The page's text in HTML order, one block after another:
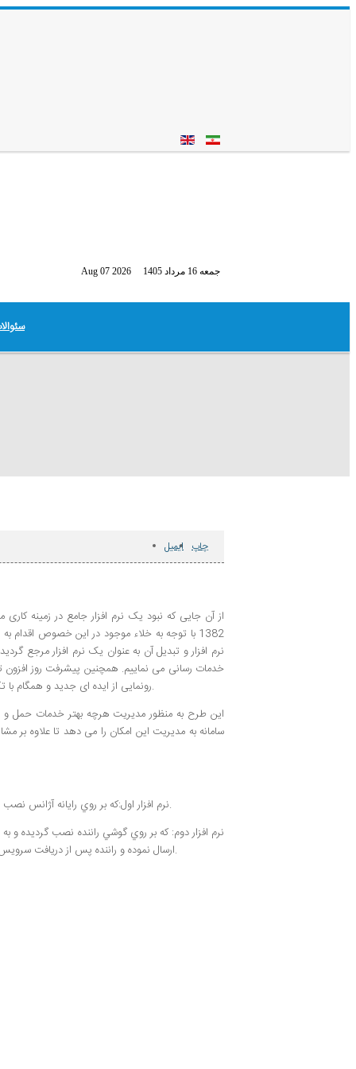
جمعه 16 مرداد 1405 Aug 07 2026
چاپ ایمیل
از آن جایی که نبود یک نرم افزار جامع در زمینه
1382 با توجه به خلاء موجود در این خصوص اقدام به تهیه نرم افزار
خدمات رسانی می نماییم. همچنین پیشرفت روز افزون
رونمایی از ایده ای جدید و همگام با تکنولوژی روز جهان نماییم. آنچه در ادامه به آن اشاره شده بخشی از قابلیتهای این سامانه می باشد.
این طرح به منظور مدیریت هرچه بهتر خدمات حمل
سامانه به مدیریت این امکان را می دهد تا علاوه بر
نرم افزار اول:که بر روي رايانه آژانس نصب شده و مديريت مي تواند از طريق آن علاوه بر برقراري ارتباط با سرور سامانه از طريق نقشه موقعيت مکانی تمامي راننده هاي ثبت شده در سامانه را بصورت لحظه ای مشاهده نمايد.
نرم افزار دوم: که بر روي گوشي راننده نصب گرديده و
ارسال نموده و راننده پس از دريافت سرويس بر روي گوشي، سرويس را انجام داده و در انتها مبلغ سرويس را بدون مراجعه به آژانس از طريق نرم افزار گوشي ثبت و مجدد در صف قرار گرفته و آماده انجام سرويس بعدي باشد.